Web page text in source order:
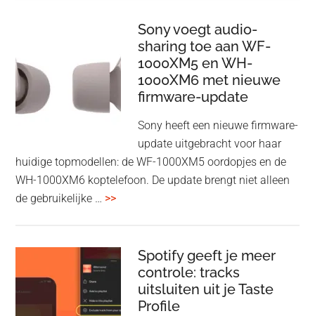
Speaker
in
een
twist
Sony voegt audio-
sharing toe aan WF-
1000XM5 en WH-
1000XM6 met nieuwe
firmware-update
Sony heeft een nieuwe firmware-
update uitgebracht voor haar
huidige topmodellen: de WF-1000XM5 oordopjes en de
WH-1000XM6 koptelefoon. De update brengt niet alleen
de gebruikelijke … >>overSony
sharing
WF-
Spotify geeft je meer
controle: tracks
uitsluiten uit je Taste
Profile